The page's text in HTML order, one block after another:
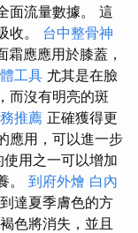
面流量數據。 這
收。 台中整骨神
霜應應用於膝蓋，
工具 尤其是在臉
而沒有明亮的斑
推薦 正確獲得更
應用，可以進一步
用之一可以增加
。 到府外燴 白內
達夏季膚色的方
色將消失，並且